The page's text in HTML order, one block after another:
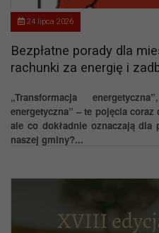
24 lipca 2026
Bezpłatne porady dla
rachunki za energię i
„Transformacja
energetyczna” – te pojęcia
ale co dokładnie oznaczają dla
naszej gminy?...